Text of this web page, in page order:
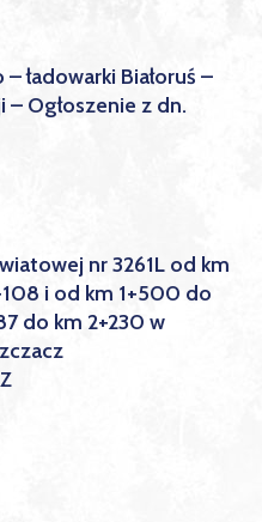
ładowarki Białoruś –
– Ogłoszenie z dn.
nr 3261L od km
i od km 1+500 do
do km 2+230 w